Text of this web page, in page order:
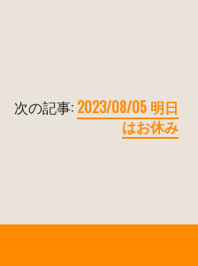
次の記事: 2023/08/05 明日
はお休み